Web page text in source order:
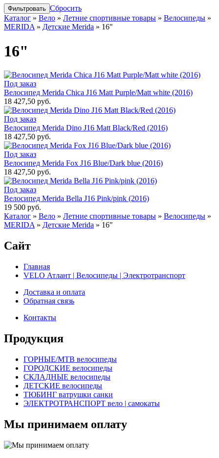
Сбросить
Каталог » Вело » Летние спортивные товары » Велосипеды »
MERIDA» Детские Merida » 16"
16"
Под заказ
Велосипед Merida Chica J16 Matt Purple/Matt white (2016)
18 427,50 руб.
Под заказ
Велосипед Merida Dino J16 Matt Black/Red (2016)
18 427,50 руб.
Под заказ
Велосипед Merida Fox J16 Blue/Dark blue (2016)
18 427,50 руб.
Под заказ
Велосипед Merida Bella J16 Pink/pink (2016)
19 500 руб.
Каталог » Вело » Летние спортивные товары » Велосипеды »
MERIDA » Детские Merida » 16"
Сайт
Главная
VELO Атлант | Велосипеды | Электротранспорт
Доставка и оплата
Обратная связь
Контакты
Продукция
ГОРНЫЕ/MTB велосипеды
ГОРОДСКИЕ велосипеды
СКЛАДНЫЕ велосипеды
ДЕТСКИЕ велосипеды
ТЮБИНГ ватрушки санки
ЭЛЕКТРОТРАНСПОРТ вело | самокаты
Мы принимаем оплату